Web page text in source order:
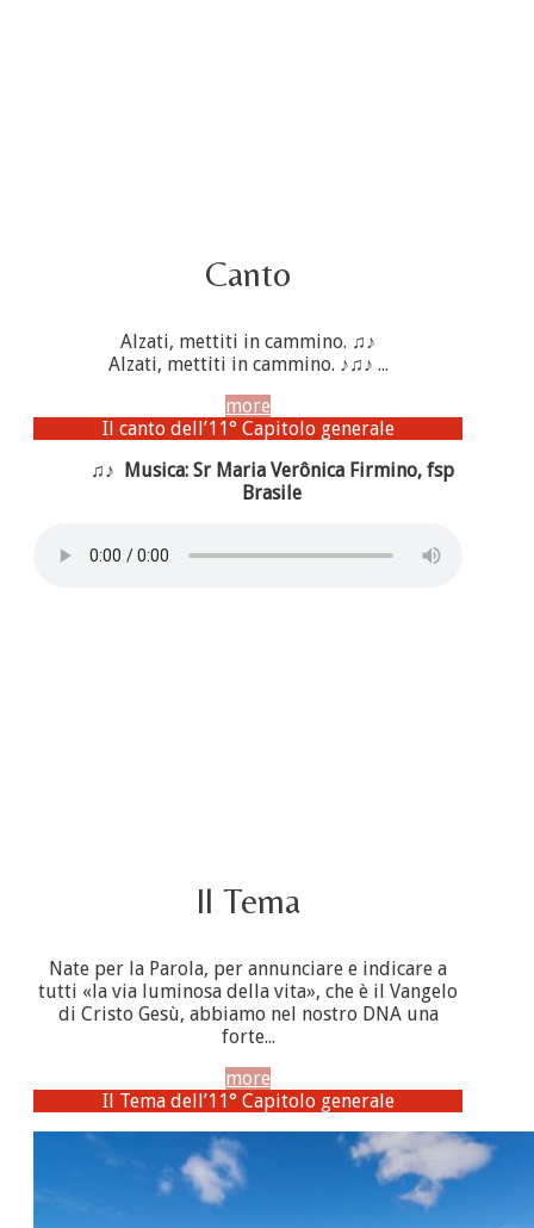
Canto
Alzati, mettiti in cammino. ♫♪
Alzati, mettiti in cammino. ♪♫♪ ...
more
Il canto dell’11° Capitolo generale
♫♪ Musica: Sr Maria Verônica Firmino, fsp
Brasile
Il Tema
Nate per la Parola, per annunciare e indicare a
tutti «la via luminosa della vita», che è il Vangelo
di Cristo Gesù, abbiamo nel nostro DNA una
forte...
more
Il Tema dell’11° Capitolo generale